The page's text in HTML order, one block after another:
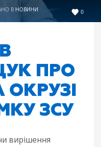
0
В НОВИНИ
ПРО
ОКРУЗІ
ЗСУ
вирішення